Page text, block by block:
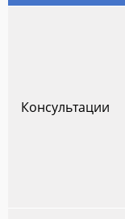
Консультации